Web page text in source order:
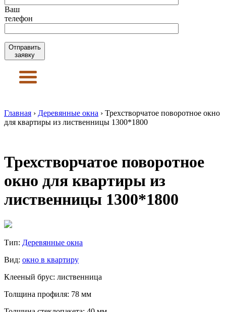
Ваш
телефон
Отправить
заявку
Главная › Деревянные окна › Трехстворчатое поворотное окно
для квартиры из лиственницы 1300*1800
Трехстворчатое поворотное
окно для квартиры из
лиственницы 1300*1800
Тип: Деревянные окна
Вид: окно в квартиру
Клееный брус: лиственница
Толщина профиля: 78 мм